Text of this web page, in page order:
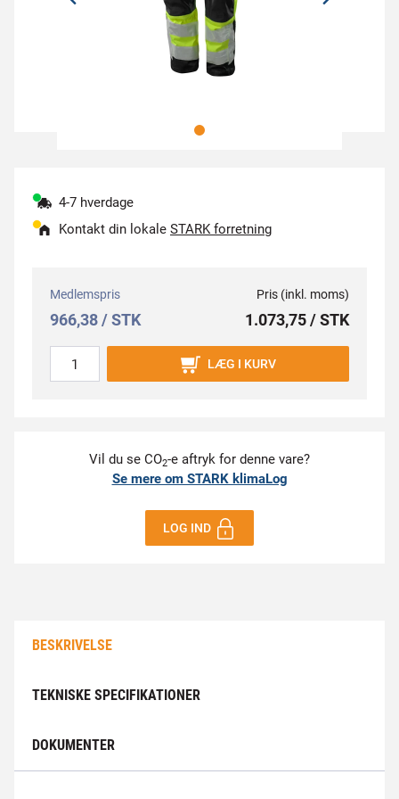
4-7 hverdage
Kontakt din lokale STARK forretning
Medlemspris
966,38 / STK
Pris (inkl. moms)
1.073,75 / STK
LÆG I KURV
Vil du se CO2-e aftryk for denne vare?
Se mere om STARK klimaLog
LOG IND
BESKRIVELSE
TEKNISKE SPECIFIKATIONER
DOKUMENTER